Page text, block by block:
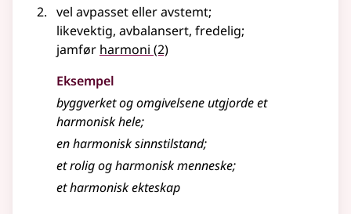
vel avpasset eller avstemt;
likevektig, avbalansert, fredelig;
jamfør harmoni (2)
Eksempel
byggverket og omgivelsene utgjorde et
harmoniskhele;
enharmonisksinnstilstand;
et rolig ogharmoniskmenneske;
etharmoniskekteskap